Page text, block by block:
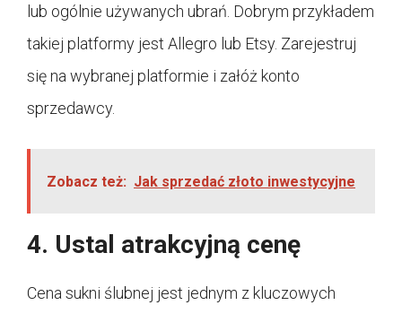
lub ogólnie używanych ubrań. Dobrym przykładem
takiej platformy jest Allegro lub Etsy. Zarejestruj
się na wybranej platformie i załóż konto
sprzedawcy.
Zobacz też: Jak sprzedać złoto inwestycyjne
4. Ustal atrakcyjną cenę
Cena sukni ślubnej jest jednym z kluczowych